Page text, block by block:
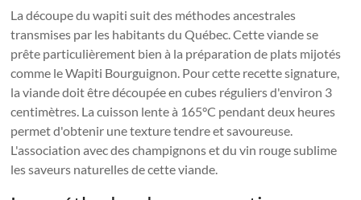
La découpe du wapiti suit des méthodes ancestrales
transmises par les habitants du Québec. Cette viande se
prête particulièrement bien à la préparation de plats mijotés
comme le Wapiti Bourguignon. Pour cette recette signature,
la viande doit être découpée en cubes réguliers d'environ 3
centimètres. La cuisson lente à 165°C pendant deux heures
permet d'obtenir une texture tendre et savoureuse.
L'association avec des champignons et du vin rouge sublime
les saveurs naturelles de cette viande.